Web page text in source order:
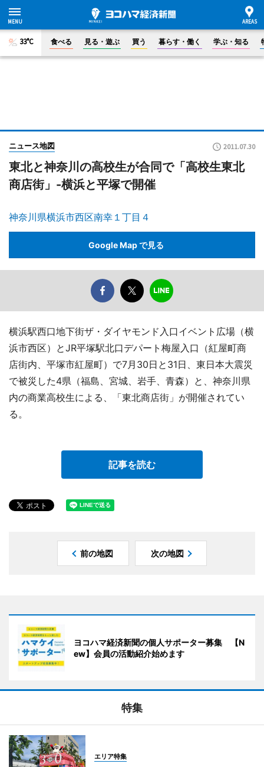
33°C 食べる 見る・遊ぶ 買う 暮らす・働く 学ぶ・知る
ニュース地図 2011.07.30
東北と神奈川の高校生が合同で「高校生東北
商店街」-横浜と平塚で開催
神奈川県横浜市西区南幸１丁目４
Google Map で見る
横浜駅西口地下街ザ・ダイヤモンド入口イベント広場（横
浜市西区）とJR平塚駅北口デパート梅屋入口（紅屋町商
店街内、平塚市紅屋町）で7月30日と31日、東日本大震災
で被災した4県（福島、宮城、岩手、青森）と、神奈川県
内の商業高校生による、「東北商店街」が開催されてい
る。
記事を読む
前の地図 次の地図
ヨコハマ経済新聞の個人サポーター募集 【N
ew】会員の活動紹介始めます
特集
エリア特集